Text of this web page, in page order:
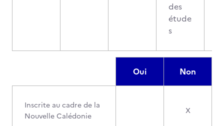
des
étude
s
Oui Non
Inscrite au cadre de la
Nouvelle Calédonie
X